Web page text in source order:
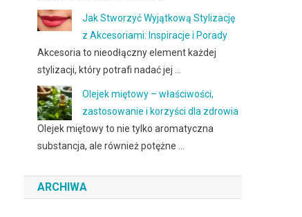
Jak Stworzyć Wyjątkową Stylizację
z Akcesoriami: Inspiracje i Porady
Akcesoria to nieodłączny element każdej
stylizacji, który potrafi nadać jej …
Olejek miętowy – właściwości,
zastosowanie i korzyści dla zdrowia
Olejek miętowy to nie tylko aromatyczna
substancja, ale również potężne …
ARCHIWA